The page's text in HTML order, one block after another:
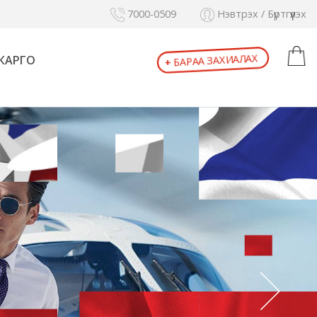
7000-0509 Нэвтрэх / Бүртгүүлэх
+БАРАА ЗАХИАЛАХ